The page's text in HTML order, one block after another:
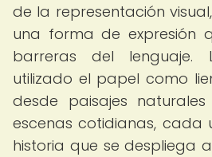
de la representación
una forma de expresión
barreras del lenguaje.
utilizado el papel como
desde paisajes
escenas cotidianas, cada
historia que se despliega